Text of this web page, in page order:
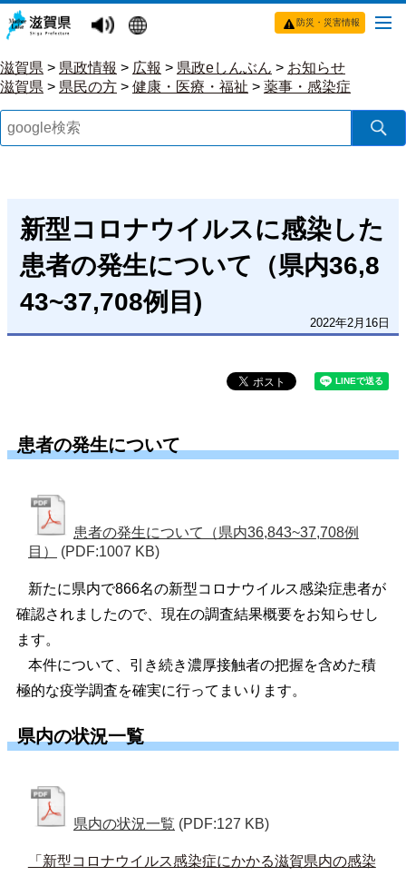
防災・災害情報
滋賀県 > 県政情報 > 広報 > 県政eしんぶん > お知らせ
滋賀県 > 県民の方 > 健康・医療・福祉 > 薬事・感染症
新型コロナウイルスに感染した
患者の発生について（県内36,8
43~37,708例目)
2022年2月16日
患者の発生について
患者の発生について（県内36,843~37,708例
目）
(PDF:1007 KB)
新たに県内で866名の新型コロナウイルス感染症患者が
確認されましたので、現在の調査結果概要をお知らせし
ます。
本件について、引き続き濃厚接触者の把握を含めた積
極的な疫学調査を確実に行ってまいります。
県内の状況一覧
県内の状況一覧 (PDF:127 KB)
「新型コロナウイルス感染症にかかる滋賀県内の感染